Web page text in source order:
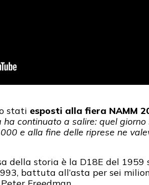
stati esposti alla fiera NAMM
continuato a salire: quel
e alla fine delle riprese ne
della storia è la D18E del
battuta all’asta per sei